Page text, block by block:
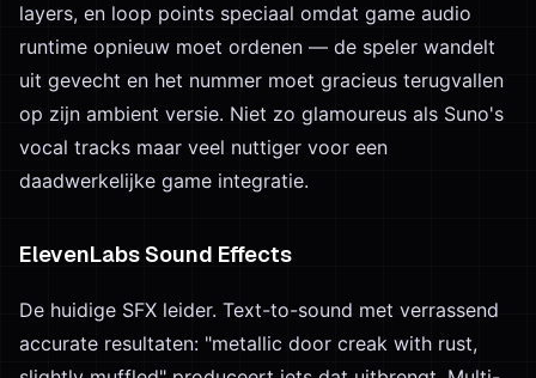
layers, en loop points speciaal omdat game audio
runtime opnieuw moet ordenen — de speler wandelt
uit gevecht en het nummer moet gracieus terugvallen
op zijn ambient versie. Niet zo glamoureus als Suno's
vocal tracks maar veel nuttiger voor een
daadwerkelijke game integratie.
ElevenLabs Sound Effects
De huidige SFX leider. Text-to-sound met verrassend
accurate resultaten: "metallic door creak with rust,